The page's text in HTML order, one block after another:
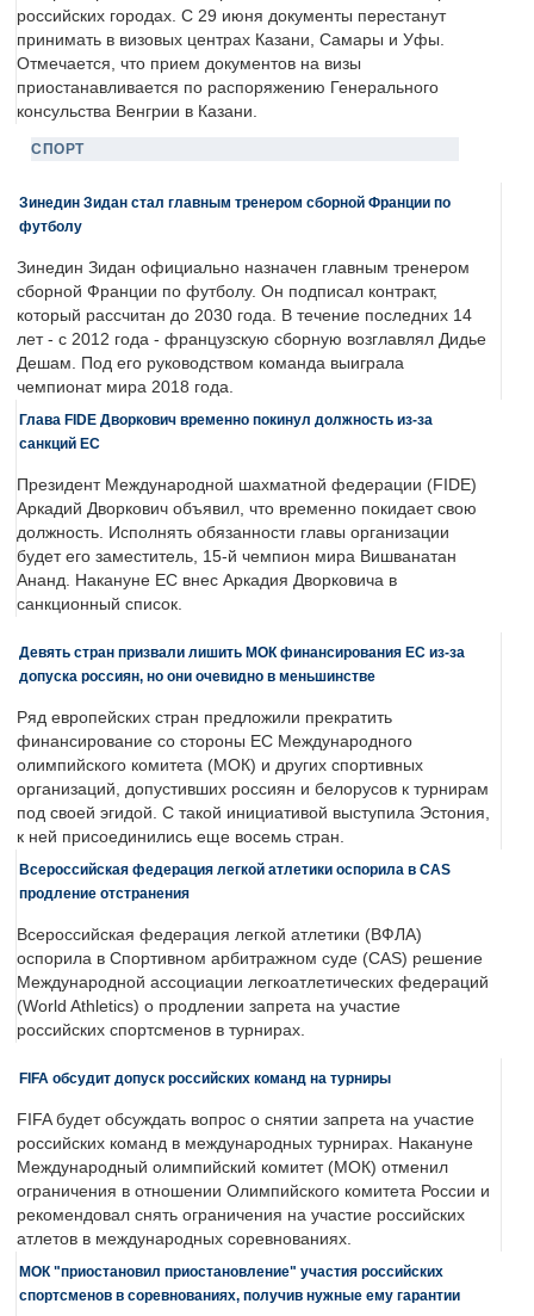
российских городах. С 29 июня документы перестанут
принимать в визовых центрах Казани, Самары и Уфы.
Отмечается, что прием документов на визы
приостанавливается по распоряжению Генерального
консульства Венгрии в Казани.
СПОРТ
Зинедин Зидан стал главным тренером сборной Франции по
футболу
Зинедин Зидан официально назначен главным тренером
сборной Франции по футболу. Он подписал контракт,
который рассчитан до 2030 года. В течение последних 14
лет - с 2012 года - французскую сборную возглавлял Дидье
Дешам. Под его руководством команда выиграла
чемпионат мира 2018 года.
Глава FIDE Дворкович временно покинул должность из-за
санкций ЕС
Президент Международной шахматной федерации (FIDE)
Аркадий Дворкович объявил, что временно покидает свою
должность. Исполнять обязанности главы организации
будет его заместитель, 15-й чемпион мира Вишванатан
Ананд. Накануне ЕС внес Аркадия Дворковича в
санкционный список.
Девять стран призвали лишить МОК финансирования ЕС из-за
допуска россиян, но они очевидно в меньшинстве
Ряд европейских стран предложили прекратить
финансирование со стороны ЕС Международного
олимпийского комитета (МОК) и других спортивных
организаций, допустивших россиян и белорусов к турнирам
под своей эгидой. С такой инициативой выступила Эстония,
к ней присоединились еще восемь стран.
Всероссийская федерация легкой атлетики оспорила в CAS
продление отстранения
Всероссийская федерация легкой атлетики (ВФЛА)
оспорила в Спортивном арбитражном суде (CAS) решение
Международной ассоциации легкоатлетических федераций
(World Athletics) о продлении запрета на участие
российских спортсменов в турнирах.
FIFA обсудит допуск российских команд на турниры
FIFA будет обсуждать вопрос о снятии запрета на участие
российских команд в международных турнирах. Накануне
Международный олимпийский комитет (МОК) отменил
ограничения в отношении Олимпийского комитета России и
рекомендовал снять ограничения на участие российских
атлетов в международных соревнованиях.
МОК "приостановил приостановление" участия российских
спортсменов в соревнованиях, получив нужные ему гарантии